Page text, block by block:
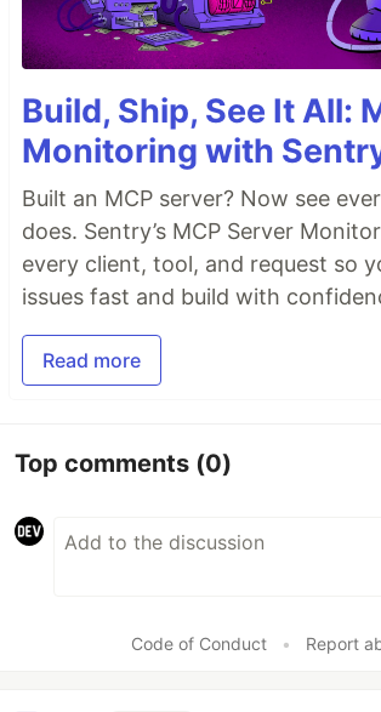
Build, Ship, See It All:
Monitoring with
Built an MCP server? Now see
does. Sentry’s MCP Server
every client, tool, and request so
issues fast and build with
Read more
Top comments (0)
Code of Conduct • Report